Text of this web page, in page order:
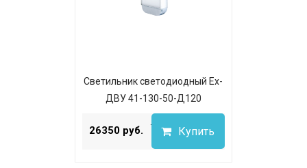
Светильник светодиодный Ex-
ДВУ 41-130-50-Д120
...
26350 руб. Купить